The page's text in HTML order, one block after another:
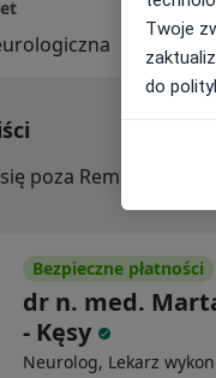
poza Rembertów,
Bezpieczne płatności
dr n. med.
- Kęsy
Neurolog, Lekarz
Twoje
do